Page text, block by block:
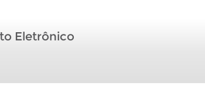
Eletrônico